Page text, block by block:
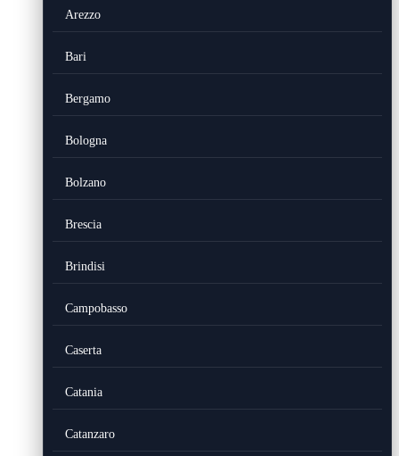
Arezzo
Bari
Bergamo
Bologna
Bolzano
Brescia
Brindisi
Campobasso
Caserta
Catania
Catanzaro